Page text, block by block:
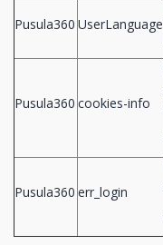
Pusula360 UserLanguage
Pusula360 cookies-info
Pusula360 err_login